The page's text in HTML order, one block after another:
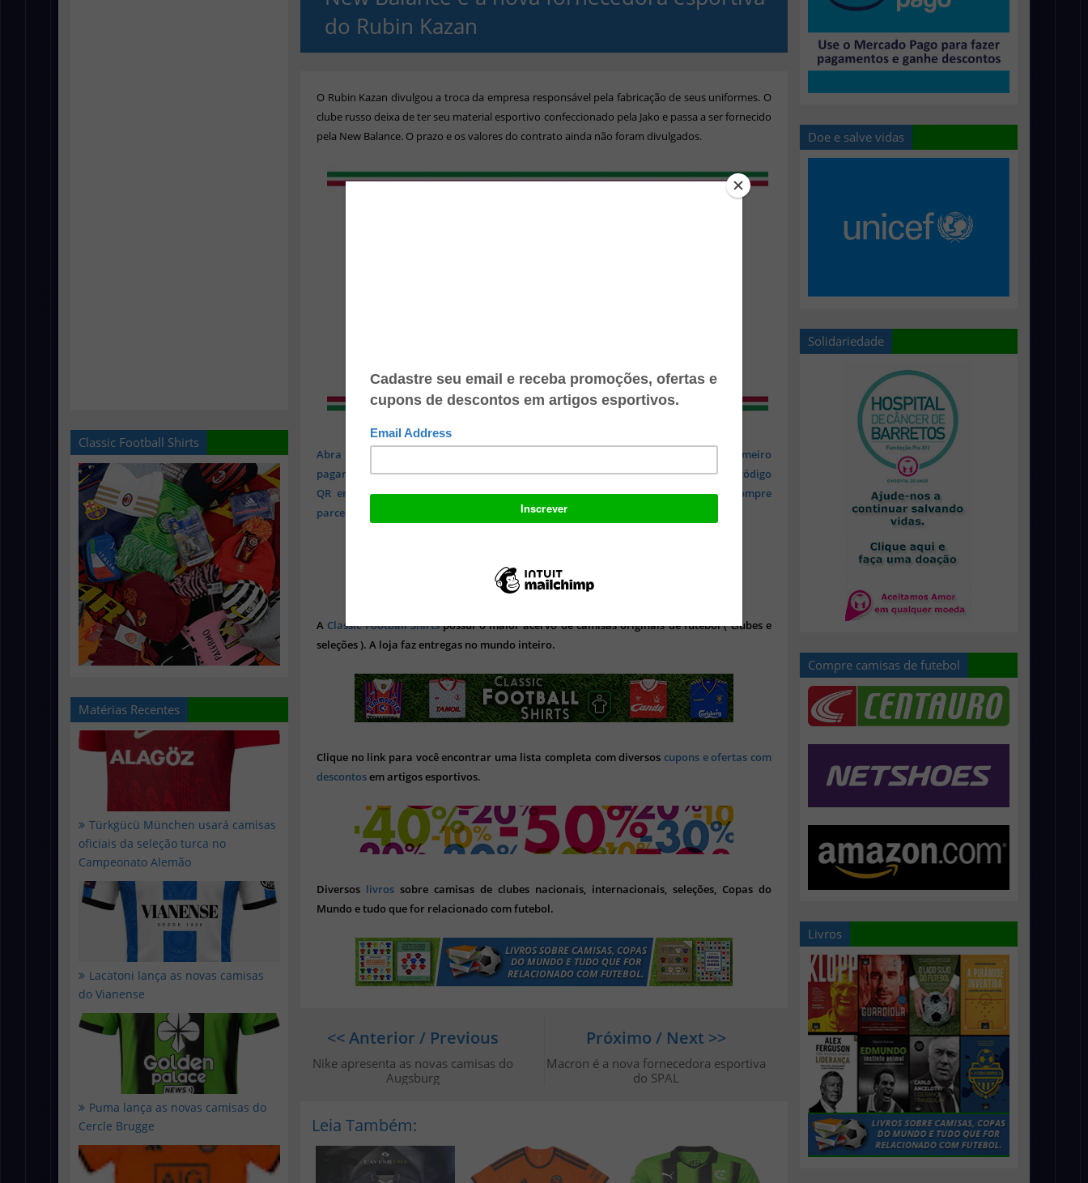
Classic Football Shirts
Matérias Recentes
Türkgücü München usará camisas
oficiais da seleção turca no
Campeonato Alemão
Lacatoni lança as novas camisas
do Vianense
Puma lança as novas camisas do
Cercle Brugge
do Rubin Kazan
O Rubin Kazan divulgou a troca da empresa responsável pela fabricação de seus uniformes. O
clube russo deixa de ter seu material esportivo confeccionado pela Jako e passa a ser fornecido
pela New Balance. O prazo e os valores do contrato ainda não foram divulgados.
Abra sua conta digital 100% gratuita no Mercado Pago e ganhe R$ 10 no seu primeiro
pagamento para: Recarregar seu celular, Pagar suas contas de consumo, Pagar com código
QR em milhares de lugares. Multiplique suas economias, faça transferências, compre
parcelado e aproveite todos os benefícios!
A Classic Football Shirtspossui o maior acervo de camisas originais de futebol ( clubes e
seleções ). A loja faz entregas no mundo inteiro.
Clique no link para você encontrar uma lista completa com diversoscupons e ofertas com
descontosem artigos esportivos.
Diversos livros sobre camisas de clubes nacionais, internacionais, seleções, Copas do
Mundo e tudo que for relacionado com futebol.
Próximo / Next >>
Macron é a nova fornecedora esportiva
do SPAL
<< Anterior / Previous
Nike apresenta as novas camisas do
Augsburg
Leia Também:
Doe e salve vidas
Solidariedade
Compre camisas de futebol
Livros